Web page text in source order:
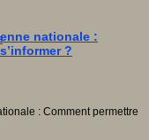
nationale :
?